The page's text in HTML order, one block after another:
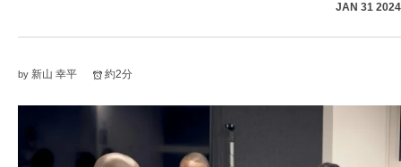
JAN 31 2024
by 新山 幸平 約2分